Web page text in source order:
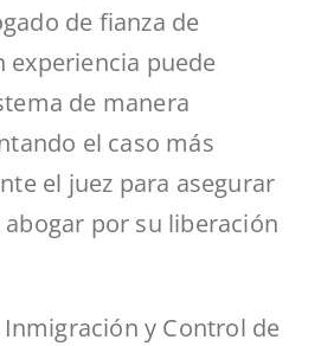
de fianza de
experiencia puede
de manera
el caso más
el juez para asegurar
por su liberación
Inmigración y Control de